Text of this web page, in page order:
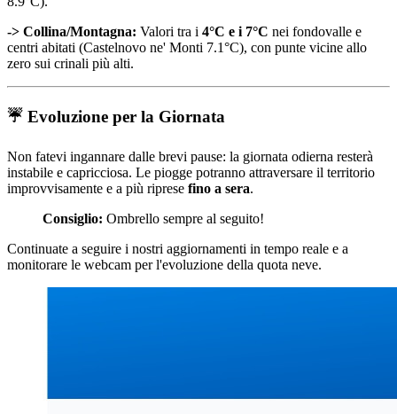
-> Collina/Montagna: Valori tra i 4°C e i 7°C nei fondovalle e
centri abitati (Castelnovo ne' Monti 7.1°C), con punte vicine allo
zero sui crinali più alti.
☔ Evoluzione per la Giornata
Non fatevi ingannare dalle brevi pause: la giornata odierna resterà
instabile e capricciosa. Le piogge potranno attraversare il territorio
improvvisamente e a più riprese fino a sera.
Consiglio: Ombrello sempre al seguito!
Continuate a seguire i nostri aggiornamenti in tempo reale e a
monitorare le webcam per l'evoluzione della quota neve.